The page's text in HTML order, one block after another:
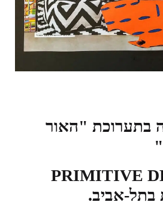
בתערוכת "האור
PRIMITIVE
בתל-אביב.